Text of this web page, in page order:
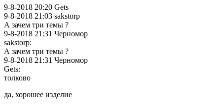
9-8-2018 20:20 Gets
9-8-2018 21:03 sakstorp
А зачем три темы ?
9-8-2018 21:31 Черномор
sakstorp:
А зачем три темы ?
9-8-2018 21:31 Черномор
Gets:
толково
да, хорошее изделие